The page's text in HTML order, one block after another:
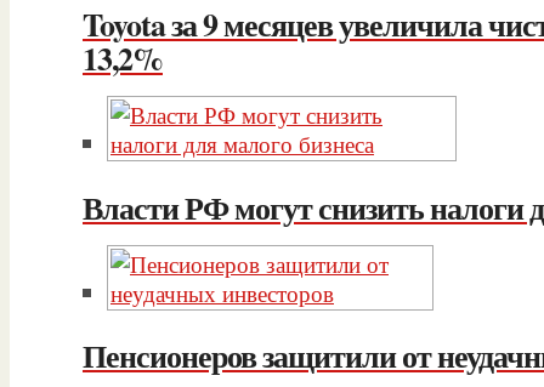
Toyota за 9 месяцев увеличила
13,2%
Власти РФ могут снизить налоги
Пенсионеров защитили от